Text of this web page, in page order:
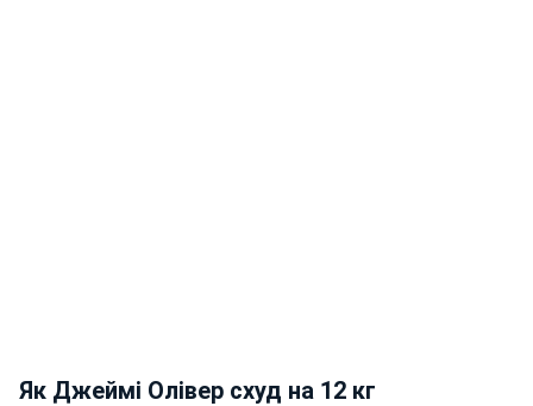
Як Джеймі Олівер схуд на 12 кг